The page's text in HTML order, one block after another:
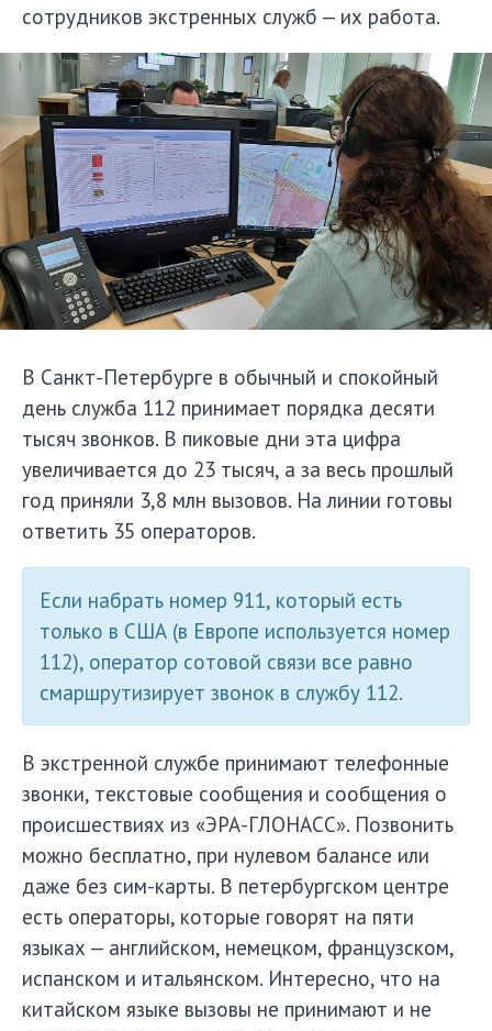
сотрудников экстренных служб — их работа.
В Санкт-Петербурге в обычный и спокойный
день служба 112 принимает порядка десяти
тысяч звонков. В пиковые дни эта цифра
увеличивается до 23 тысяч, а за весь прошлый
год приняли 3,8 млн вызовов. На линии готовы
ответить 35 операторов.
Если набрать номер 911, который есть
только в США (в Европе используется номер
112), оператор сотовой связи все равно
смаршрутизирует звонок в службу 112.
В экстренной службе принимают телефонные
звонки, текстовые сообщения и сообщения о
происшествиях из «ЭРА-ГЛОНАСС». Позвонить
можно бесплатно, при нулевом балансе или
даже без сим-карты. В петербургском центре
есть операторы, которые говорят на пяти
языках — английском, немецком, французском,
испанском и итальянском. Интересно, что на
китайском языке вызовы не принимают и не